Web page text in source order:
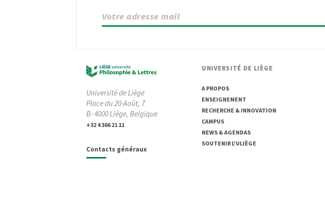
Université de Liège
Place du 20-Août, 7
B- 4000 Liège, Belgique
+32 4 366 21 11
Contacts généraux
UNIVERSITÉ DE LIÈGE
A PROPOS
ENSEIGNEMENT
RECHERCHE & INNOVATION
CAMPUS
NEWS & AGENDAS
SOUTENIR L'ULIÈGE